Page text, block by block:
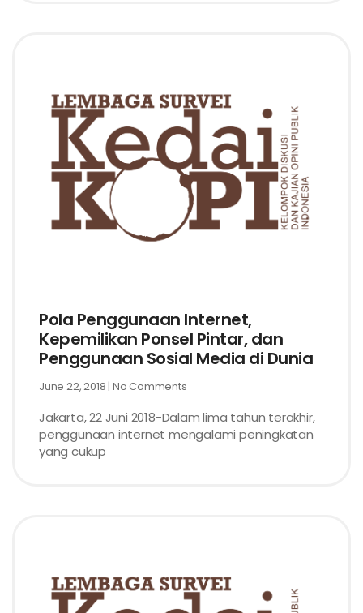
Pola Penggunaan Internet,
Kepemilikan Ponsel Pintar, dan
Penggunaan Sosial Media di Dunia
June 22, 2018 No Comments
Jakarta, 22 Juni 2018-Dalam lima tahun terakhir,
penggunaan internet mengalami peningkatan
yang cukup